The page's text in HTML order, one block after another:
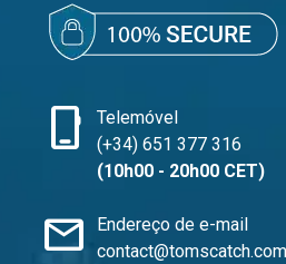
phone_iphone
Telemóvel
(+34) 651 377 316
(10h00 - 20h00 CET)
mail
Endereço de e-mail
contact@tomscatch.com